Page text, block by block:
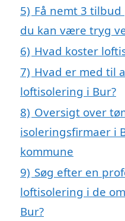
5) Få nemt 3
du kan være tryg
6) Hvad koster
7) Hvad er med til
loftisolering i Bur?
8) Oversigt over
isoleringsfirmaer i
kommune
9) Søg efter en
loftisolering i de
Bur?